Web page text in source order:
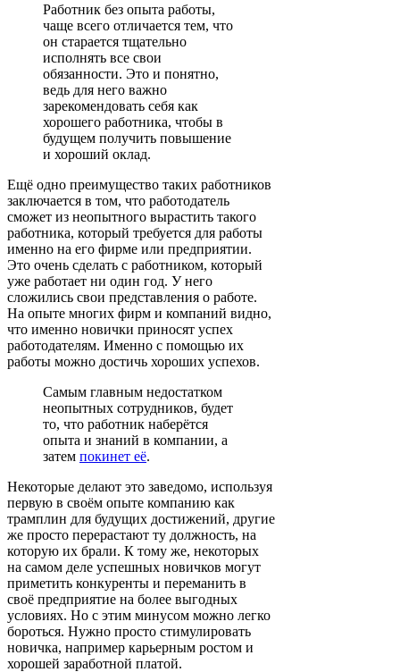
Работник без опыта работы,
чаще всего отличается тем, что
он старается тщательно
исполнять все свои
обязанности. Это и понятно,
ведь для него важно
зарекомендовать себя как
хорошего работника, чтобы в
будущем получить повышение
и хороший оклад.
Ещё одно преимущество таких работников
заключается в том, что работодатель
сможет из неопытного вырастить такого
работника, который требуется для работы
именно на его фирме или предприятии.
Это очень сделать с работником, который
уже работает ни один год. У него
сложились свои представления о работе.
На опыте многих фирм и компаний видно,
что именно новички приносят успех
работодателям. Именно с помощью их
работы можно достичь хороших успехов.
Самым главным недостатком
неопытных сотрудников, будет
то, что работник наберётся
опыта и знаний в компании, а
затем покинет её.
Некоторые делают это заведомо, используя
первую в своём опыте компанию как
трамплин для будущих достижений, другие
же просто перерастают ту должность, на
которую их брали. К тому же, некоторых
на самом деле успешных новичков могут
приметить конкуренты и переманить в
своё предприятие на более выгодных
условиях. Но с этим минусом можно легко
бороться. Нужно просто стимулировать
новичка, например карьерным ростом и
хорошей заработной платой.